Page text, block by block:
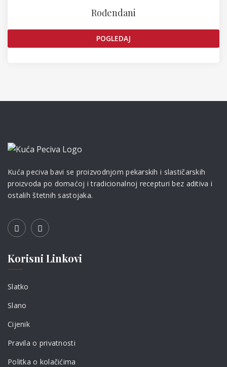
Rođendani
POGLEDAJ
Kuća peciva bavi se proizvodnjom pekarskih i slastičarskih
proizvoda po domaćoj i tradicionalnoj recepturi bez aditiva i
ostalih štetnih sastojaka.
Korisni Linkovi
Slatko
Slano
Cijenik
Pravila o privatnosti
Politka o kolačićima